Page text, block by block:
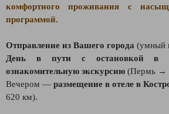
комфортного проживания с
программой.
Отправление из Вашего города (умный
День в пути с остановкой в
ознакомительную экскурсию (Пермь →
Вечером — размещение в отеле в
620 км).